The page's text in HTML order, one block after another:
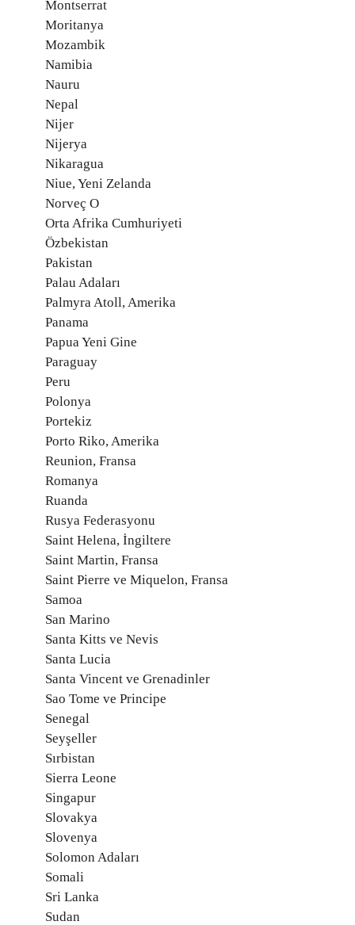
Montserrat
Moritanya
Mozambik
Namibia
Nauru
Nepal
Nijer
Nijerya
Nikaragua
Niue, Yeni Zelanda
Norveç O
Orta Afrika Cumhuriyeti
Özbekistan
Pakistan
Palau Adaları
Palmyra Atoll, Amerika
Panama
Papua Yeni Gine
Paraguay
Peru
Polonya
Portekiz
Porto Riko, Amerika
Reunion, Fransa
Romanya
Ruanda
Rusya Federasyonu
Saint Helena, İngiltere
Saint Martin, Fransa
Saint Pierre ve Miquelon, Fransa
Samoa
San Marino
Santa Kitts ve Nevis
Santa Lucia
Santa Vincent ve Grenadinler
Sao Tome ve Principe
Senegal
Seyşeller
Sırbistan
Sierra Leone
Singapur
Slovakya
Slovenya
Solomon Adaları
Somali
Sri Lanka
Sudan